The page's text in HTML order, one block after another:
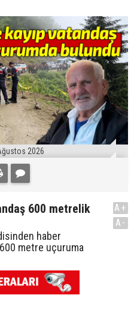
2026
600 metrelik
haber
600 metre uçuruma
A+
A-